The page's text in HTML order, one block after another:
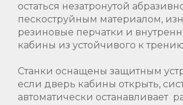
остаться незатронутой
пескоструйным материалом,
резиновые перчатки и
кабины из устойчивого к
Станки оснащены защитным
если дверь кабины открыть,
автоматически останавливает